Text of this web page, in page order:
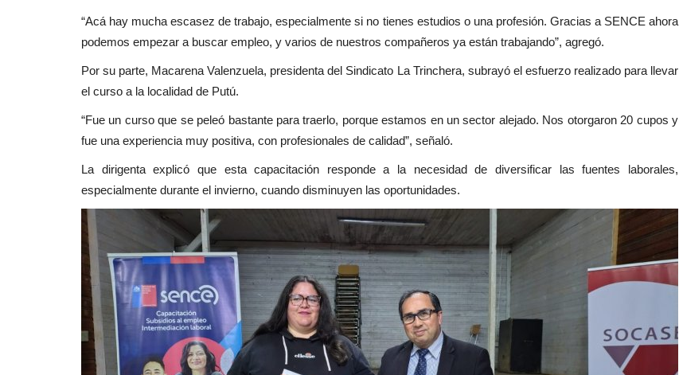
“Acá hay mucha escasez de trabajo, especialmente si no tienes estudios o una profesión. Gracias a SENCE ahora
podemos empezar a buscar empleo, y varios de nuestros compañeros ya están trabajando”, agregó.
Por su parte, Macarena Valenzuela, presidenta del Sindicato La Trinchera, subrayó el esfuerzo realizado para llevar
el curso a la localidad de Putú.
“Fue un curso que se peleó bastante para traerlo, porque estamos en un sector alejado. Nos otorgaron 20 cupos y
fue una experiencia muy positiva, con profesionales de calidad”, señaló.
La dirigenta explicó que esta capacitación responde a la necesidad de diversificar las fuentes laborales,
especialmente durante el invierno, cuando disminuyen las oportunidades.